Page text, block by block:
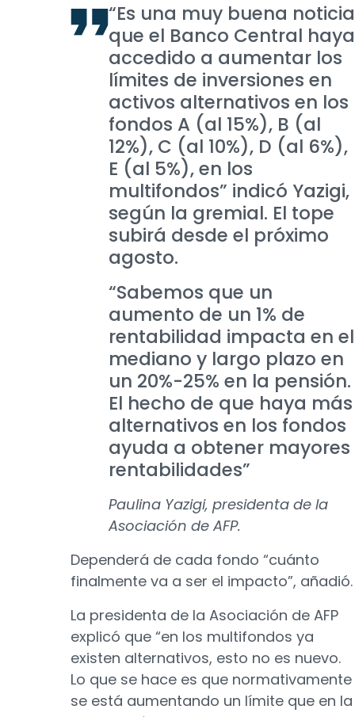
“Es una muy buena noticia
que el Banco Central haya
accedido a aumentar los
límites de inversiones en
activos alternativos en los
fondos A (al 15%), B (al
12%), C (al 10%), D (al 6%),
E (al 5%), en los
multifondos” indicó Yazigi,
según la gremial. El tope
subirá desde el próximo
agosto.
“Sabemos que un
aumento de un 1% de
rentabilidad impacta en el
mediano y largo plazo en
un 20%-25% en la pensión.
El hecho de que haya más
alternativos en los fondos
ayuda a obtener mayores
rentabilidades”
Paulina Yazigi, presidenta de la
Asociación de AFP.
Dependerá de cada fondo “cuánto
finalmente va a ser el impacto”, añadió.
La presidenta de la Asociación de AFP
explicó que “en los multifondos ya
existen alternativos, esto no es nuevo.
Lo que se hace es que normativamente
se está aumentando un límite que en la